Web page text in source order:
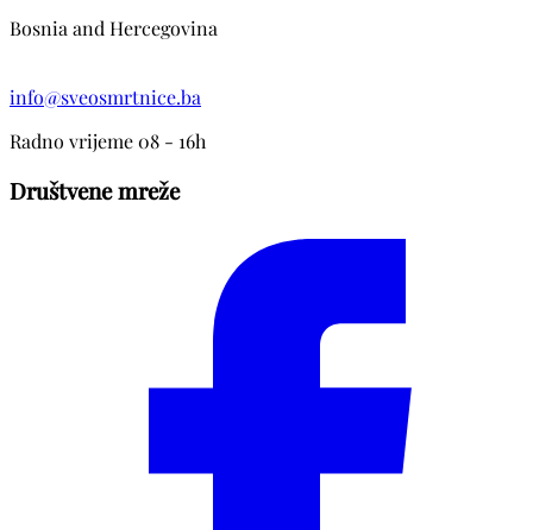
Bosnia and Hercegovina
info@sveosmrtnice.ba
Radno vrijeme 08 - 16h
Društvene mreže